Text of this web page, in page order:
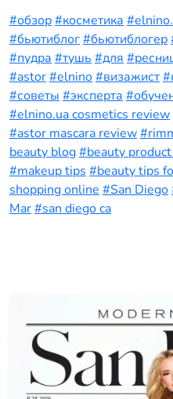
#обзор#косметика
#бьютиблог#бьютиблогер
#пудра #тушь #для
#astor#elnino#визажист
#советы #эксперта
#elnino.ua cosmetics review
#astor mascara review
beauty blog#beauty
#makeup tips #beauty tips
shopping online #San Diego
Mar#san diego ca